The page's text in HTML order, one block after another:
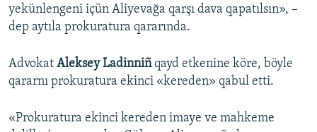
yekünlengeni içün Aliyevağa qarşı dava qapatılsın», –
dep aytıla prokuratura qararında.
Advokat Aleksey Ladinniñqayd etkenine köre, böyle
qararnı prokuratura ekinci «kereden» qabul etti.
«Prokuratura ekinci kereden imaye ve mahkeme